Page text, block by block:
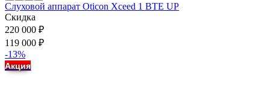
Слуховой аппарат Oticon Xceed 1 BTE UP
Скидка
220 000 ₽
119 000 ₽
-13%
Акция